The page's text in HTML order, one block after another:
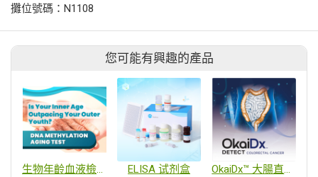
攤位號碼：N1108
您可能有興趣的產品
生物年齡血液檢測 ELISA 试剂盒 OkaiDx™ 大腸直癌血液檢測